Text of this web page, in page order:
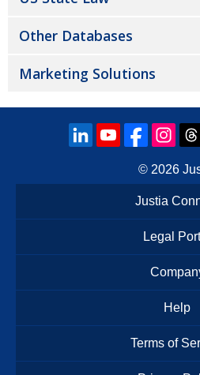
Other Databases
Marketing Solutions
© 2026
Justia
Legal
Help
Terms of